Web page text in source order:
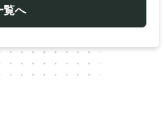
ー
シ
ョ
覧へ